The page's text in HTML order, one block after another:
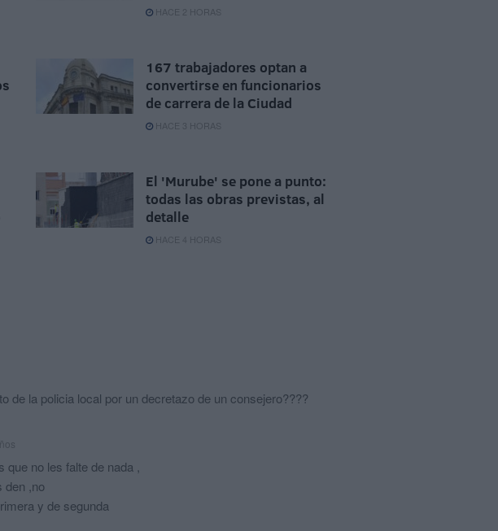
HACE 2 HORAS
167 trabajadores optan a
convertirse en funcionarios
de carrera de la Ciudad
HACE 3 HORAS
El 'Murube' se pone a punto:
todas las obras previstas, al
detalle
HACE 4 HORAS
de la policia local por un decretazo de un consejero????
no les falte de nada ,
den ,no
y de segunda